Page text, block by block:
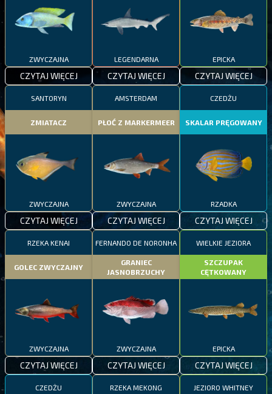
ZWYCZAJNA
CZYTAJ WIĘCEJ
LEGENDARNA
CZYTAJ WIĘCEJ
EPICKA
CZYTAJ WIĘCEJ
SANTORYN
ZMIATACZ
ZWYCZAJNA
CZYTAJ WIĘCEJ
AMSTERDAM
PŁOĆ Z MARKERMEER
ZWYCZAJNA
CZYTAJ WIĘCEJ
CZEDŻU
SKALAR PRĘGOWANY
RZADKA
CZYTAJ WIĘCEJ
RZEKA KENAI
GOLEC ZWYCZAJNY
ZWYCZAJNA
CZYTAJ WIĘCEJ
FERNANDO DE NORONHA
GRANIEC
JASNOBRZUCHY
ZWYCZAJNA
CZYTAJ WIĘCEJ
WIELKIE JEZIORA
SZCZUPAK
CĘTKOWANY
EPICKA
CZYTAJ WIĘCEJ
CZEDŻU RZEKA MEKONG JEZIORO WHITNEY